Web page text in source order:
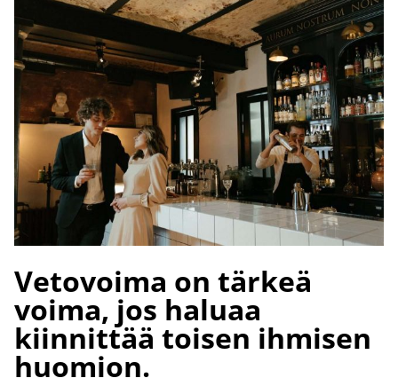
Vetovoima on tärkeä
voima, jos haluaa
kiinnittää toisen ihmisen
huomion.